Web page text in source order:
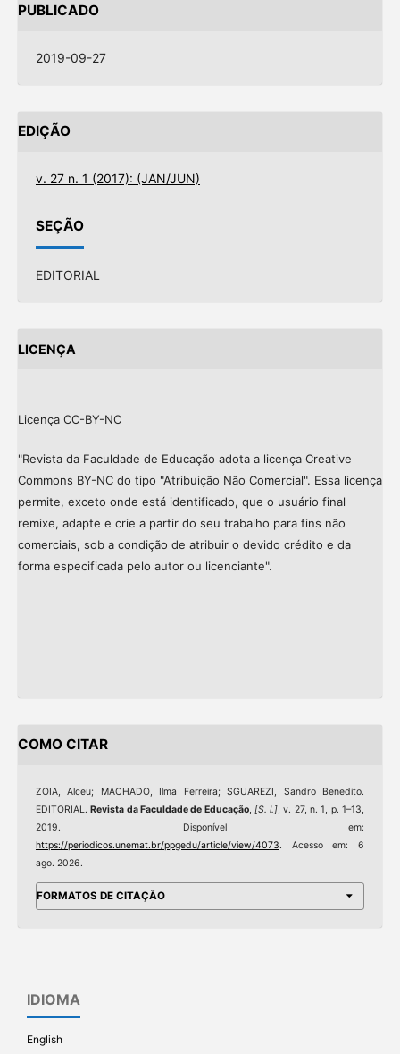
PUBLICADO
2019-09-27
EDIÇÃO
v. 27 n. 1 (2017): (JAN/JUN)
SEÇÃO
EDITORIAL
LICENÇA
Licença CC-BY-NC
"Revista da Faculdade de Educação adota a licença Creative
Commons BY-NC do tipo "Atribuição Não Comercial". Essa licença
permite, exceto onde está identificado, que o usuário final
remixe, adapte e crie a partir do seu trabalho para fins não
comerciais, sob a condição de atribuir o devido crédito e da
forma especificada pelo autor ou licenciante".
COMO CITAR
ZOIA, Alceu; MACHADO, Ilma Ferreira; SGUAREZI, Sandro Benedito.
EDITORIAL.Revista da Faculdade de Educação, [S. l.], v. 27, n. 1, p. 1–13,
2019. Disponível em:
https://periodicos.unemat.br/ppgedu/article/view/4073. Acesso em: 6
ago. 2026.
FORMATOS DE CITAÇÃO
IDIOMA
English